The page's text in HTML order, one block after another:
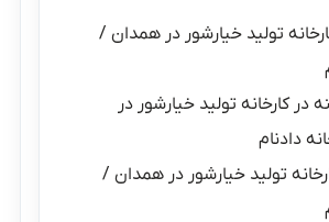
تولید خیارشور در همدان /
درکارخانه تولید خیارشور در
دادنام
تولید خیارشور در همدان /